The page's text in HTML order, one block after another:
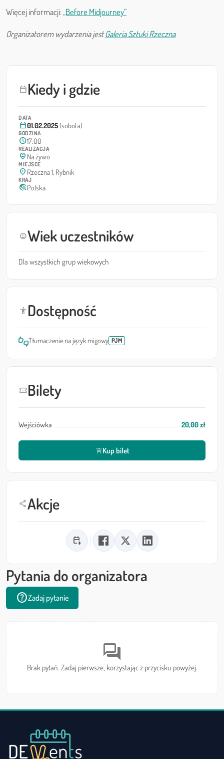
calendar_todayKiedy i gdzie
DATA
calendar_today01.02.2025 (sobota)
GODZINA
schedule17:00
REALIZACJA
person_pin_circle Na żywo
MIEJSCE
location_on Rzeczna 1, Rybnik
KRAJ
travel_explorePolska
child_careWiek uczestników
Dla wszystkich grup wiekowych
accessibility_newDostępność
thumbs_up_downTłumaczenie na język migowy PJM
confirmation_numberBilety
Wejściówka 20,00 zł
shopping_cart_checkoutKup bilet
shareAkcje
calendar_add_on
Więcej informacji:„Before Midjourney”
Organizatorem wydarzenia jestGaleria Sztuki Rzeczna
Pytania do organizatora
helpZadaj pytanie
forum
Brak pytań. Zadaj pierwsze, korzystając z przycisku powyżej.